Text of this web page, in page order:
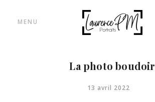
MENU
La photo boudoir
13 avril 2022